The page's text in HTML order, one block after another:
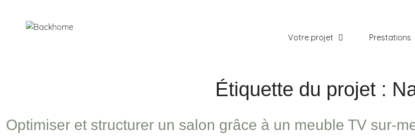
Votre projet Prestations
Étiquette du projet :
Optimiser et structurer un salon grâce à un meuble TV sur-